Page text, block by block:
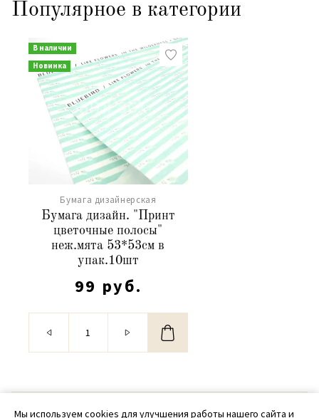
Популярное в категории
В наличии
Новинка
Бумага дизайнерская
Бумага дизайн. "Принт
цветочные полосы"
неж.мята 53*53см в
упак.10шт
99 руб.
© 2020 - 2026 SamPack
Мы используем cookies для улучшения работы нашего сайта и